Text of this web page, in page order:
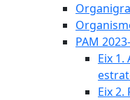
PAM
Eix
Eix 2.